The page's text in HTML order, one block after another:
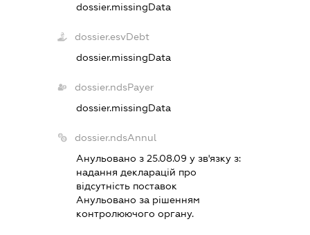
dossier.missingData
dossier.esvDebt
dossier.missingData
dossier.ndsPayer
dossier.missingData
dossier.ndsAnnul
Анульовано з 25.08.09 у зв'язку з:
надання декларацiй про
вiдсутнiсть поставок
Анульовано за рiшенням
контролюючого органу.